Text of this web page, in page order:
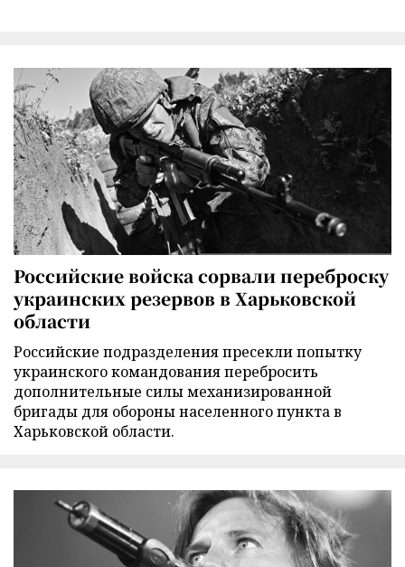
Российские войска сорвали переброску
украинских резервов в Харьковской
области
Российские подразделения пресекли попытку
украинского командования перебросить
дополнительные силы механизированной
бригады для обороны населенного пункта в
Харьковской области.